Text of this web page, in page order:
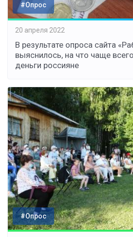
#Опрос
20 апреля 2022
В результате опроса сайта
выяснилось, на что чаще
деньги россияне
#Опрос